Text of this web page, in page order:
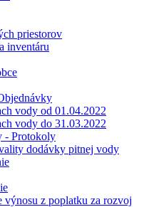
priestorov
inventáru
vody od 01.04.2022
vody do 31.03.2022
- Protokoly
dodávky pitnej vody
výnosu z poplatku za rozvoj